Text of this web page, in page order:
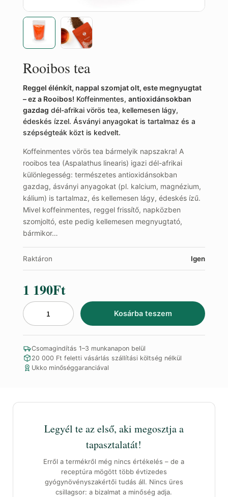
Rooibos tea
Reggel élénkít, nappal szomjat olt, este megnyugtat
– ez a Rooibos! Koffeinmentes,antioxidánsokban
gazdag dél-afrikai vörös tea, kellemesen lágy,
édeskés ízzel. Ásványi anyagokat is tartalmaz és a
szépségteák közt is kedvelt.
Koffeinmentes vörös tea bármelyik napszakra! A
rooibos tea (Aspalathus linearis) igazi dél-afrikai
különlegesség: természetes antioxidánsokban
gazdag, ásványi anyagokat (pl. kalcium, magnézium,
kálium) is tartalmaz, és kellemesen lágy, édeskés ízű.
Mivel koffeinmentes, reggel frissítő, napközben
szomjoltó, este pedig kellemesen megnyugtató,
bármikor…
Raktáron Igen
1 190Ft
Rooibos
Kosárba teszem
Csomagindítás 1–3 munkanapon belül
20 000 Ft feletti vásárlás szállítási költség nélkül
Ukko minőséggaranciával
Legyél te az első, aki megosztja a
tapasztalatát!
Erről a termékről még nincs értékelés – de a
receptúra mögött több évtizedes
gyógynövényszakértői tudás áll. Nincs üres
csillagsor: a bizalmat a minőség adja.